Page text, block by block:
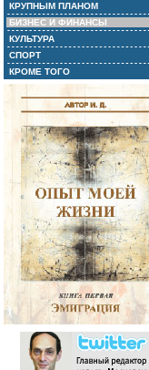
КРУПНЫМ ПЛАНОМ
БИЗНЕС И ФИНАНСЫ
КУЛЬТУРА
СПОРТ
КРОМЕ ТОГО